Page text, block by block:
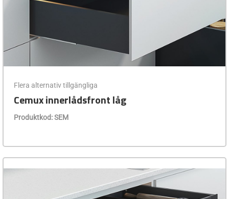
Flera alternativ tillgängliga
Cemux innerlådsfront låg
Produktkod: SEM